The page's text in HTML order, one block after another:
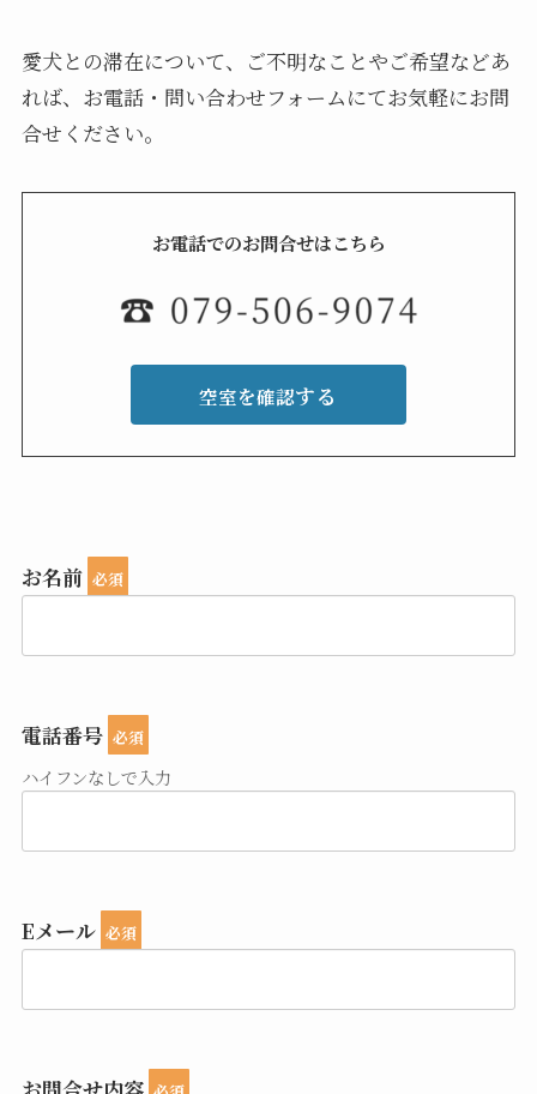
愛犬との滞在について、ご不明なことやご希望などあ
れば、お電話・問い合わせフォームにてお気軽にお問
合せください。
お電話でのお問合せはこちら
空室を確認する
お名前 必須
電話番号 必須
ハイフンなしで入力
Eメール 必須